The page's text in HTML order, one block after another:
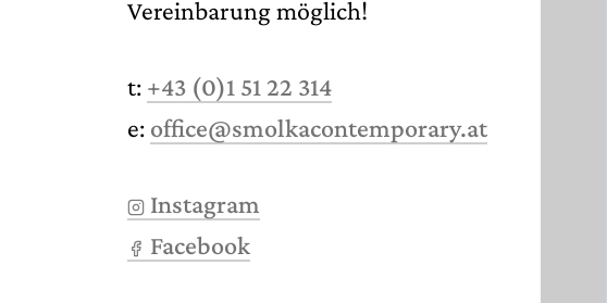
Vereinbarung möglich!
t: +43 (0)1 51 22 314
e: office@smolkacontemporary.at
Instagram
Facebook